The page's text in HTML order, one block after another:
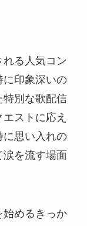
る人気コン
に印象深いの
特別な歌配信
ストに応え
に思い入れの
涙を流す場面
始めるきっか